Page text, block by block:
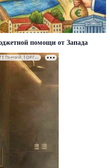
помощи от Запада
РЕКЛАМА • ООО СТРОИТЕЛЬНЫЙ ТОРГОВЫЙ ДОМ «ПЕТРОВИЧ». ИНН: 7802348846